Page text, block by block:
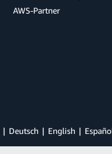
AWS-Partner
Deutsch English